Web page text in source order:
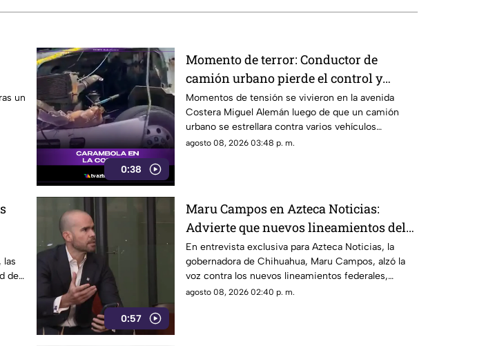
un
0:38
Momento de terror: Conductor de
camión urbano pierde el control y
choca contra autos en plena Costera
Miguel Alemán
Momentos de tensión se vivieron en la avenida
Costera Miguel Alemán luego de que un camión
urbano se estrellara contra varios vehículos
estacionados cerca del Parque de la Reina.
agosto 08, 2026 03:48 p. m.
la
las
de
0:57
Maru Campos en Azteca Noticias:
Advierte que nuevos lineamientos del
Gobierno Federal amenazan la libertad
de expresión y buscan imponer
censura
En entrevista exclusiva para Azteca Noticias, la
gobernadora de Chihuahua, Maru Campos, alzó la
voz contra los nuevos lineamientos federales,
asegurando que abren la puerta a la censura y
agosto 08, 2026 02:40 p. m.